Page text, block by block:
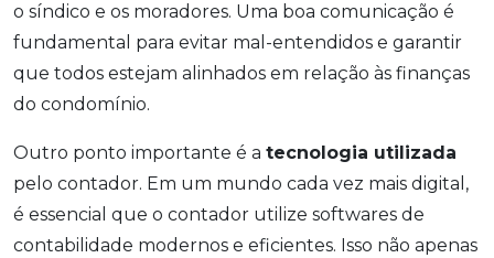
o síndico e os moradores. Uma boa comunicação é
fundamental para evitar mal-entendidos e garantir
que todos estejam alinhados em relação às finanças
do condomínio.
Outro ponto importante é a tecnologia utilizada
pelo contador. Em um mundo cada vez mais digital,
é essencial que o contador utilize softwares de
contabilidade modernos e eficientes. Isso não apenas